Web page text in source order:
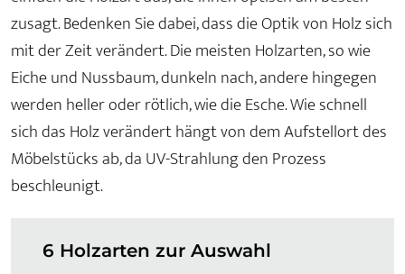
zusagt. Bedenken Sie dabei, dass die Optik von Holz sich
mit der Zeit verändert. Die meisten Holzarten, so wie
Eiche und Nussbaum, dunkeln nach, andere hingegen
werden heller oder rötlich, wie die Esche. Wie schnell
sich das Holz verändert hängt von dem Aufstellort des
Möbelstücks ab, da UV-Strahlung den Prozess
beschleunigt.
6 Holzarten zur Auswahl